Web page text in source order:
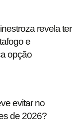
revela ter
e
opção
evitar no
de 2026?